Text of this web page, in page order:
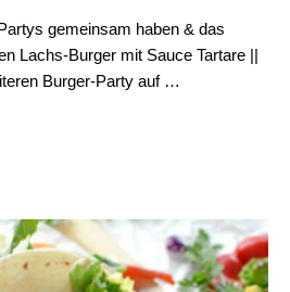
gemeinsam haben & das
Lachs-Burger mit Sauce Tartare ||
Burger-Party auf …